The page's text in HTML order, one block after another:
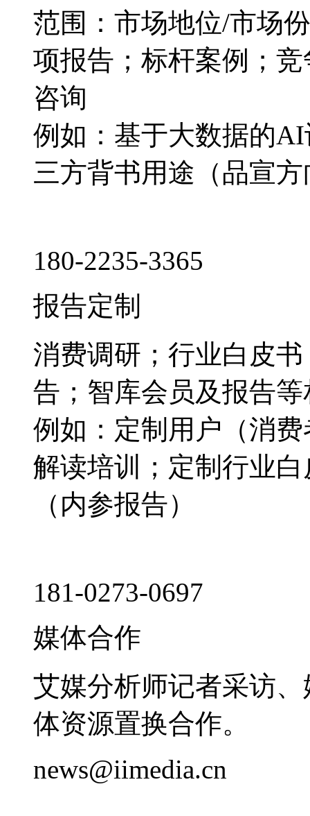
范围：市场地位/市场
项报告；标杆案例；
咨询
例如：基于大数据的
三方背书用途（品宣
180-2235-3365
报告定制
消费调研；行业白皮
告；智库会员及报告
例如：定制用户（消
解读培训；定制行业
（内参报告）
181-0273-0697
媒体合作
艾媒分析师记者采访
体资源置换合作。
news@iimedia.cn